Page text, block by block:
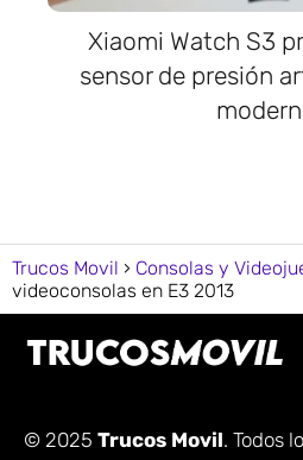
Xiaomi Watch S3
sensor de presión
Trucos Movil Consolas y
videoconsolas en E3 2013
© 2025 Trucos Movil. Todos